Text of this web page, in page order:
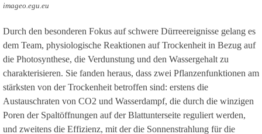
imageo.egu.eu
Durch den besonderen Fokus auf schwere Dürreereignisse gelang es
dem Team, physiologische Reaktionen auf Trockenheit in Bezug auf
die Photosynthese, die Verdunstung und den Wassergehalt zu
charakterisieren. Sie fanden heraus, dass zwei Pflanzenfunktionen am
stärksten von der Trockenheit betroffen sind: erstens die
Austauschraten von CO2 und Wasserdampf, die durch die winzigen
Poren der Spaltöffnungen auf der Blattunterseite reguliert werden,
und zweitens die Effizienz, mit der die Sonnenstrahlung für die